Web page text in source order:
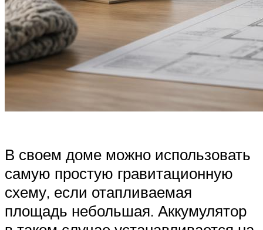
В своем доме можно использовать
самую простую гравитационную
схему, если отапливаемая
площадь небольшая. Аккумулятор